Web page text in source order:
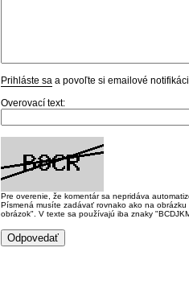
Prihláste sa a povoľte si emailové
Overovací text:
Pre overenie, že komentár sa nepridáva
Písmená musíte zadávať rovnako ako na
obrázok". V texte sa používajú iba znaky